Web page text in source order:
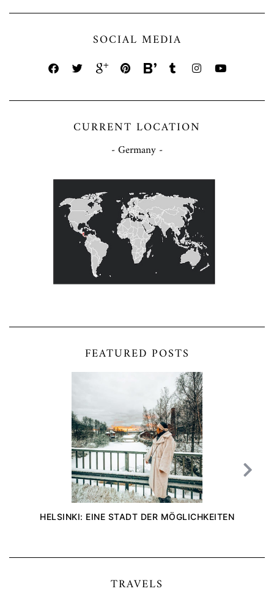
SOCIAL MEDIA
CURRENT LOCATION
- Germany -
FEATURED POSTS
HELSINKI: EINE STADT DER MÖGLICHKEITEN
TRAVELS